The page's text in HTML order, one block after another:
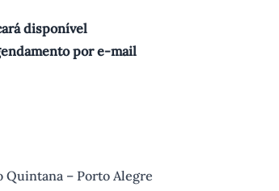
disponível
por e-mail
Quintana – Porto Alegre